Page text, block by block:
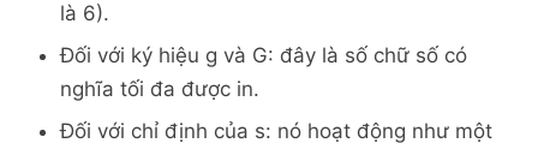
là 6).
Đối với ký hiệu g và G: đây là số chữ số có
nghĩa tối đa được in.
Đối với chỉ định của s: nó hoạt động như một